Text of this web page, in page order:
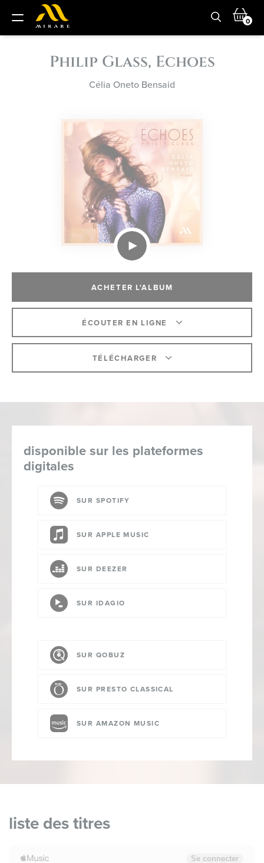
0
Philip Glass, Echoes
Célia Oneto Bensaid
ACHETER L'ALBUM
ÉCOUTER EN LIGNE
TÉLÉCHARGER
disponible sur les plateformes
digitales
SUR SPOTIFY
SUR APPLE MUSIC
SUR DEEZER
SUR IDAGIO
SUR QOBUZ
SUR PRESTO CLASSICAL
SUR AMAZON MUSIC
liste des titres